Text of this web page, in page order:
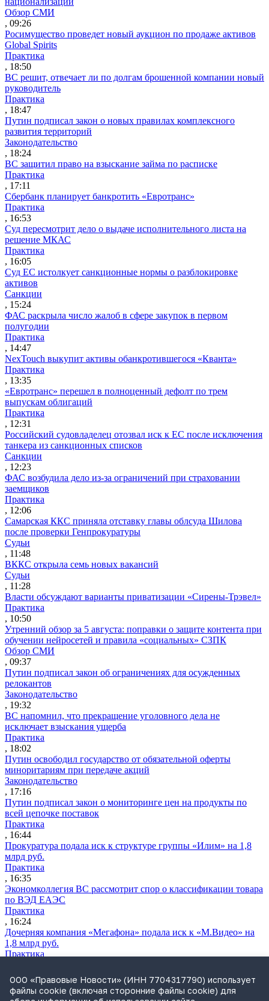
Обзор СМИ
, 09:26
Росимущество проведет новый аукцион по продаже активов
Global Spirits
Практика
, 18:50
ВС решит, отвечает ли по долгам брошенной компании новый
руководитель
Практика
, 18:47
Путин подписал закон о новых правилах комплексного
развития территорий
Законодательство
, 18:24
ВС защитил право на взыскание займа по расписке
Практика
, 17:11
Сбербанк планирует банкротить «Евротранс»
Практика
, 16:53
Суд пересмотрит дело о выдаче исполнительного листа на
решение МКАС
Практика
, 16:05
Суд ЕС истолкует санкционные нормы о разблокировке
активов
Санкции
, 15:24
ФАС раскрыла число жалоб в сфере закупок в первом
полугодии
Практика
, 14:47
NexTouch выкупит активы обанкротившегося «Кванта»
Практика
, 13:35
«Евротранс» перешел в полноценный дефолт по трем
выпускам облигаций
Практика
, 12:31
Российский судовладелец отозвал иск к ЕС после исключения
танкера из санкционных списков
Санкции
, 12:23
ФАС возбудила дело из-за ограничений при страховании
заемщиков
Практика
, 12:06
Самарская ККС приняла отставку главы облсуда Шилова
после проверки Генпрокуратуры
Судьи
, 11:48
ВККС открыла семь новых вакансий
Судьи
, 11:28
Власти обсуждают варианты приватизации «Сирены-Трэвел»
Практика
, 10:50
Утренний обзор за 5 августа: поправки о защите контента при
обучении нейросетей и правила «социальных» СЗПК
Обзор СМИ
, 09:37
Путин подписал закон об ограничениях для осужденных
релокантов
Законодательство
, 19:32
ВС напомнил, что прекращение уголовного дела не
исключает взыскания ущерба
Практика
, 18:02
Путин освободил государство от обязательной оферты
миноритариям при передаче акций
Законодательство
, 17:16
Путин подписал закон о мониторинге цен на продукты по
всей цепочке поставок
Практика
, 16:44
Прокуратура подала иск к структуре группы «Илим» на 1,8
млрд руб.
Практика
, 16:35
Экономколлегия ВС рассмотрит спор о классификации товара
по ВЭД ЕАЭС
Практика
, 16:24
Дочерняя компания «Мегафона» подала иск к «М.Видео» на
1,8 млрд руб.
Практика
СИП проверит отмену патента на систему управления
устройствами после возражений «Яндекса»
Практика
ООО «Правовые Новости» (ИНН 7704317790) использует
файлы cookie (включая сторонние файлы cookie) для